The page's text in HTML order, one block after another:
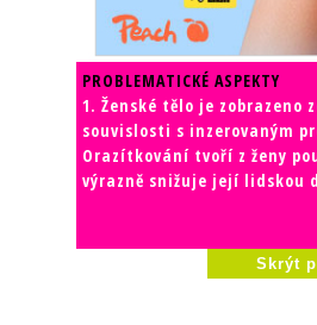
PROBLEMATICKÉ ASPEKTY
1. Ženské tělo je zobrazeno
souvislosti s inzerovaným
Orazítkování tvoří z ženy
výrazně snižuje její lidskou
Skrýt